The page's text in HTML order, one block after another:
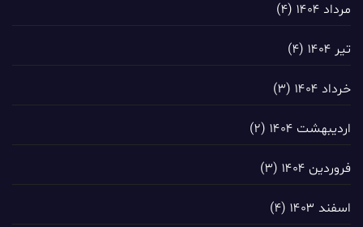
مرداد ۱۴۰۴ (۴)
تیر ۱۴۰۴ (۴)
خرداد ۱۴۰۴ (۳)
اردیبهشت ۱۴۰۴ (۲)
فروردین ۱۴۰۴ (۳)
اسفند ۱۴۰۳ (۴)